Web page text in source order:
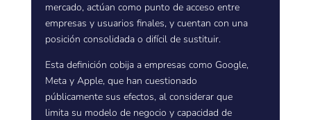
mercado, actúan como punto de acceso entre
empresas y usuarios finales, y cuentan con una
posición consolidada o difícil de sustituir.
Esta definición cobija a empresas como Google,
Meta y Apple, que han cuestionado
públicamente sus efectos, al considerar que
limita su modelo de negocio y capacidad de